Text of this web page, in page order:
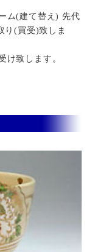
ム(建て替え) 先代
り(買受)致しま
け致します。